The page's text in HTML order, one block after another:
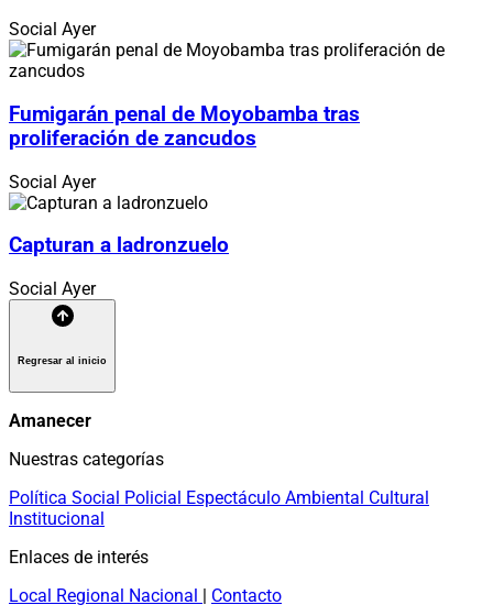
Social Ayer
Fumigarán penal de Moyobamba tras
proliferación de zancudos
Social Ayer
Capturan a ladronzuelo
Social Ayer
Regresar al inicio
Amanecer
Nuestras categorías
Política Social Policial Espectáculo Ambiental Cultural
Institucional
Enlaces de interés
Local Regional Nacional | Contacto